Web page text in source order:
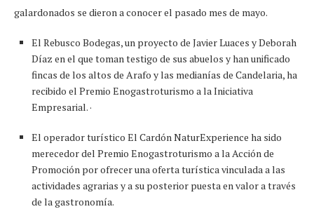
galardonados se dieron a conocer el pasado mes de mayo.
El Rebusco Bodegas, un proyecto de Javier Luaces y Deborah
Díaz en el que toman testigo de sus abuelos y han unificado
fincas de los altos de Arafo y las medianías de Candelaria, ha
recibido el Premio Enogastroturismo a la Iniciativa
Empresarial. ·
El operador turístico El Cardón NaturExperience ha sido
merecedor del Premio Enogastroturismo a la Acción de
Promoción por ofrecer una oferta turística vinculada a las
actividades agrarias y a su posterior puesta en valor a través
de la gastronomía.